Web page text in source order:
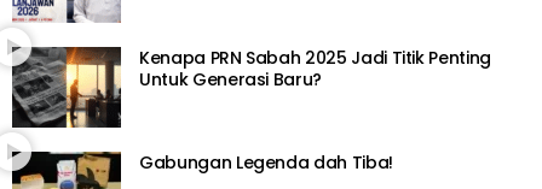
Kenapa PRN Sabah 2025 Jadi Titik Penting
Untuk Generasi Baru?
Gabungan Legenda dah Tiba!